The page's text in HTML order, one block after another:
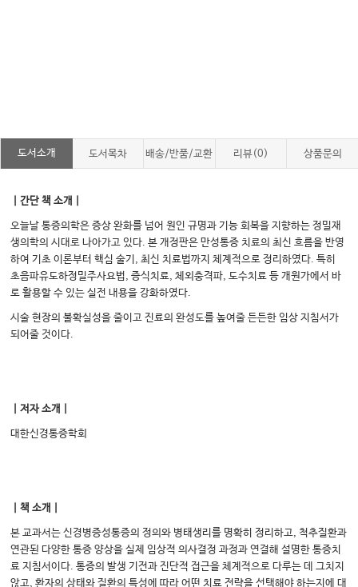
도서소개 도서목차 배송/반품/교환 리뷰(0) 상품문의
｜간단 책 소개｜
오늘날 통증의학은 증상 완화를 넘어 원인 규명과 기능 회복을 지향하는 정밀재
생의학의 시대로 나아가고 있다. 본 개정판은 만성통증 치료의 최신 흐름을 반영
하여 기초 이론부터 핵심 술기, 최신 치료법까지 체계적으로 정리하였다. 특히
초음파유도하정밀주사요법, 증식치료, 체외충격파, 도수치료 등 개원가에서 바
로 활용할 수 있는 실전 내용을 강화하였다.
시술 현장의 불확실성을 줄이고 진료의 완성도를 높여줄 든든한 임상 지침서가
되어줄 것이다.
｜저자 소개｜
대한신경통증학회
｜책 소개｜
본 교과서는 신경병증성통증의 정의와 병태생리를 명확히 정리하고, 척추질환과
연관된 다양한 통증 양상을 실제 임상적 의사결정 과정과 연결해 설명한 통증치
료 지침서이다. 통증의 발생 기전과 진단적 접근을 체계적으로 다루는 데 그치지
않고, 환자의 상태와 질환의 특성에 따라 어떤 치료 전략을 선택해야 하는지에 대